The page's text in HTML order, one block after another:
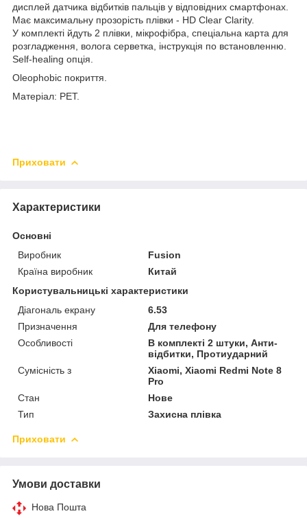
дисплей датчика відбитків пальців у відповідних смартфонах.
Має максимальну прозорість плівки - HD Clear Clarity.
У комплекті йдуть 2 плівки, мікрофібра, спеціальна карта для
розгладження, волога серветка, інструкція по встановленню.
Self-healing опція.
Oleophobic покриття.
Матеріал: PET.
Приховати
Характеристики
Основні
Виробник
Fusion
Країна виробник
Китай
Користувальницькі характеристики
Діагональ екрану
6.53
Призначення
Для телефону
Особливості
В комплекті 2 штуки, Анти-
відбитки, Протиударний
Сумісність з
Xiaomi, Xiaomi Redmi Note 8
Pro
Стан
Нове
Тип
Захисна плівка
Приховати
Умови доставки
Нова Пошта